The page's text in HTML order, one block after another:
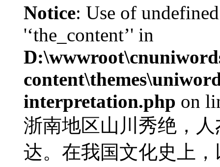
Notice: Use of
'‘the_content’' in
interpretation.php on
浙南地区山川秀绝，
达。在我国文化史上